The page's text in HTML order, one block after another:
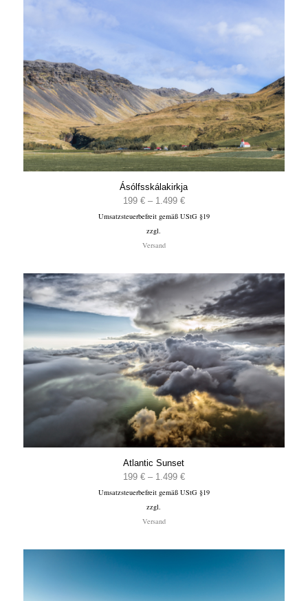
Ásólfsskálakirkja
199 € – 1.499 €Preisspanne:
199 €
Umsatzsteuerbefreit gemäß UStG §19
zzgl.
Versand
Atlantic Sunset
199 € – 1.499 €Preisspanne:
199 €
Umsatzsteuerbefreit gemäß UStG §19
zzgl.
Versand